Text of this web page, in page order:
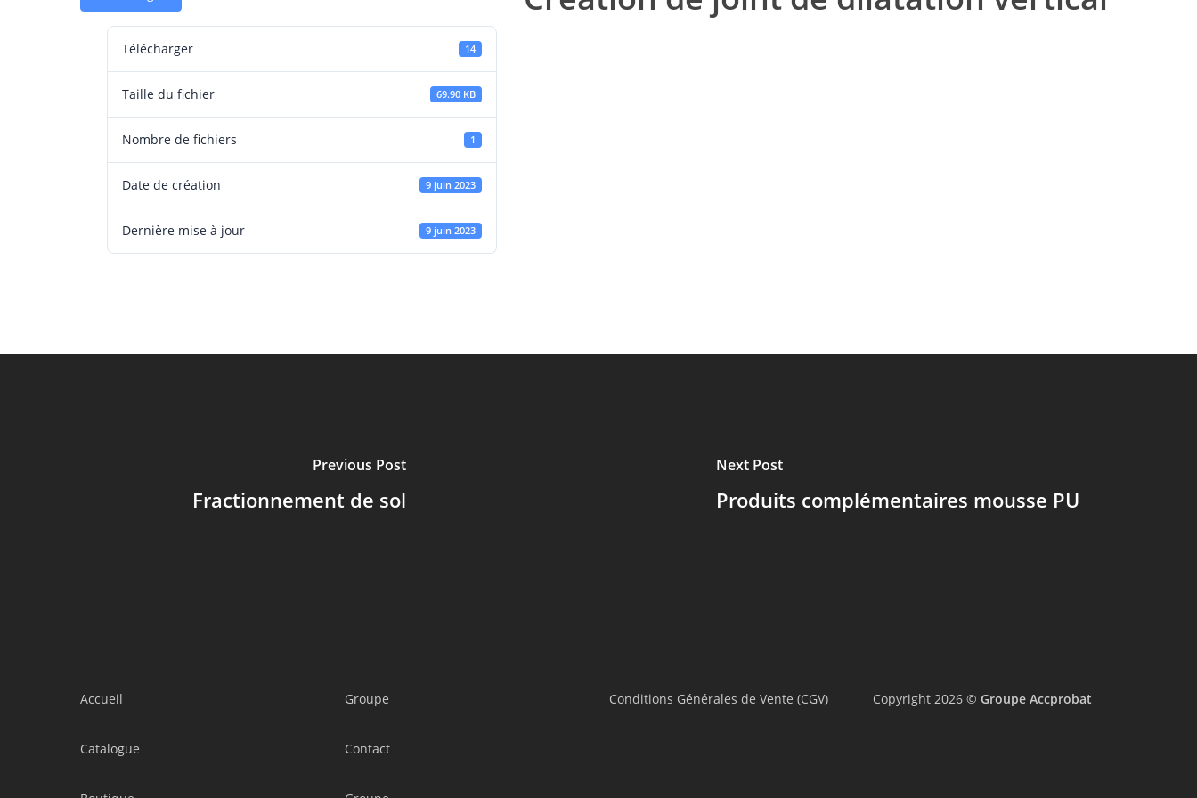
Télécharger 14
Taille du fichier 69.90 KB
Nombre de fichiers 1
Date de création 9 juin 2023
Dernière mise à jour 9 juin 2023
Previous Post
Fractionnement de sol
Next Post
Produits complémentaires mousse PU
Accueil
Catalogue
Groupe
Contact
Conditions Générales de Vente (CGV) Copyright 2026 © Groupe Accprobat